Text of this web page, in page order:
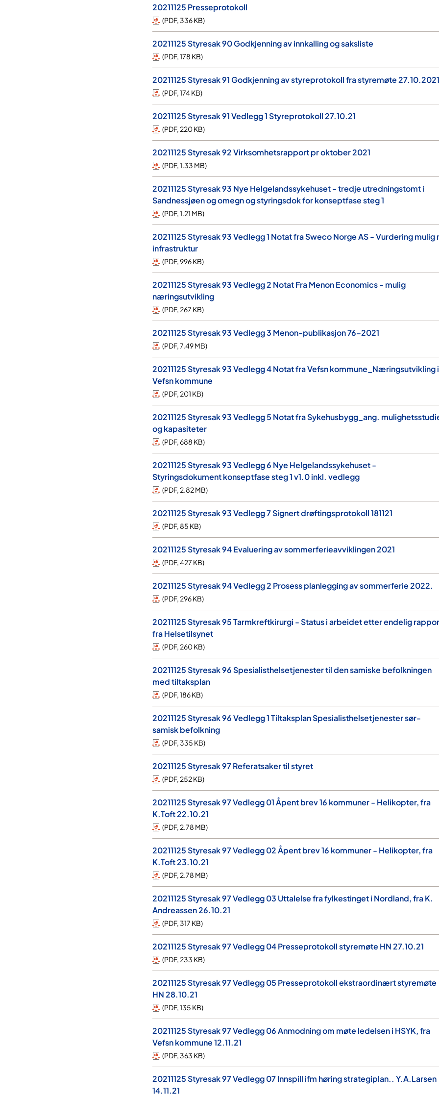
20211125 Presseprotokoll
(PDF, 336 KB)
20211125 Styresak 90 Godkjenning av innkalling og saksliste
(PDF,178 KB)
20211125 Styresak 91 Godkjenning av styreprotokoll fra styremøte 27.10.2021
(PDF,174 KB)
20211125 Styresak 91 Vedlegg 1 Styreprotokoll 27.10.21
(PDF, 220 KB)
20211125 Styresak 92 Virksomhetsrapport pr oktober 2021
(PDF,1.33 MB)
20211125 Styresak 93 Nye Helgelandssykehuset - tredje utredningstomt i
Sandnessjøen og omegn og styringsdok for konseptfase steg 1
(PDF,1.21 MB)
20211125 Styresak 93 Vedlegg 1 Notat fra Sweco Norge AS - Vurdering mulig
infrastruktur
(PDF,996 KB)
20211125 Styresak 93 Vedlegg 2 Notat Fra Menon Economics - mulig
næringsutvikling
(PDF, 267 KB)
20211125 Styresak 93 Vedlegg 3 Menon-publikasjon 76-2021
(PDF,7.49 MB)
20211125 Styresak 93 Vedlegg 4 Notat fra Vefsn kommune_Næringsutvikling i
Vefsn kommune
(PDF, 201 KB)
20211125 Styresak 93 Vedlegg 5 Notat fra Sykehusbygg_ang.
og kapasiteter
(PDF,688 KB)
20211125 Styresak 93 Vedlegg 6 Nye Helgelandssykehuset -
Styringsdokument konseptfase steg 1 v1.0 inkl. vedlegg
(PDF, 2.82 MB)
20211125 Styresak 93 Vedlegg 7 Signert drøftingsprotokoll 181121
(PDF, 85 KB)
20211125 Styresak 94 Evaluering av sommerferieavviklingen 2021
(PDF,427 KB)
20211125 Styresak 94 Vedlegg 2 Prosess planlegging av sommerferie 2022.
(PDF, 296 KB)
20211125 Styresak 95 Tarmkreftkirurgi - Status i arbeidet etter endelig
fra Helsetilsynet
(PDF, 260 KB)
20211125 Styresak 96 Spesialisthelsetjenester til den samiske befolkningen
med tiltaksplan
(PDF,186 KB)
20211125 Styresak 96 Vedlegg 1 Tiltaksplan Spesialisthelsetjenester sør-
samisk befolkning
(PDF, 335 KB)
20211125 Styresak 97 Referatsaker til styret
(PDF, 252 KB)
20211125 Styresak 97 Vedlegg 01 Åpent brev 16 kommuner - Helikopter, fra
K.Toft 22.10.21
(PDF, 2.78 MB)
20211125 Styresak 97 Vedlegg 02 Åpent brev 16 kommuner - Helikopter, fra
K.Toft 23.10.21
(PDF, 2.78 MB)
20211125 Styresak 97 Vedlegg 03 Uttalelse fra fylkestinget i Nordland, fra K.
Andreassen 26.10.21
(PDF, 317 KB)
20211125 Styresak 97 Vedlegg 04 Presseprotokoll styremøte HN 27.10.21
(PDF, 233 KB)
20211125 Styresak 97 Vedlegg 05 Presseprotokoll ekstraordinært styremøte
HN 28.10.21
(PDF,135 KB)
20211125 Styresak 97 Vedlegg 06 Anmodning om møte ledelsen i HSYK, fra
Vefsn kommune 12.11.21
(PDF, 363 KB)
20211125 Styresak 97 Vedlegg 07 Innspill ifm høring strategiplan.. Y.A.Larsen
14.11.21